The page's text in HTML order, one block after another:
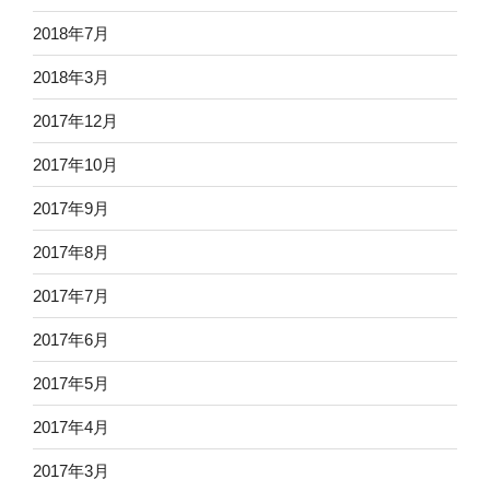
2018年7月
2018年3月
2017年12月
2017年10月
2017年9月
2017年8月
2017年7月
2017年6月
2017年5月
2017年4月
2017年3月